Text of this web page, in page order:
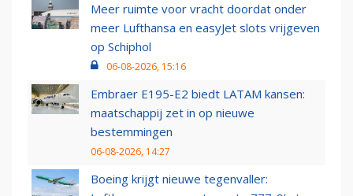
Meer ruimte voor vracht doordat onder
meer Lufthansa en easyJet slots vrijgeven
op Schiphol
06-08-2026, 15:16
Embraer E195-E2 biedt LATAM kansen:
maatschappij zet in op nieuwe
bestemmingen
06-08-2026, 14:27
Boeing krijgt nieuwe tegenvaller: